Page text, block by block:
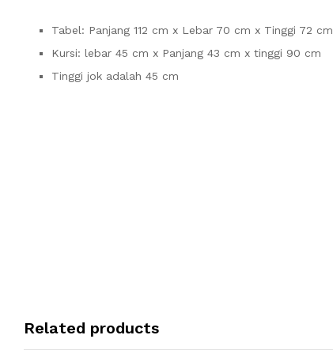
Tabel: Panjang 112 cm x Lebar 70 cm x Tinggi 72 cm
Kursi: lebar 45 cm x Panjang 43 cm x tinggi 90 cm
Tinggi jok adalah 45 cm
Related products